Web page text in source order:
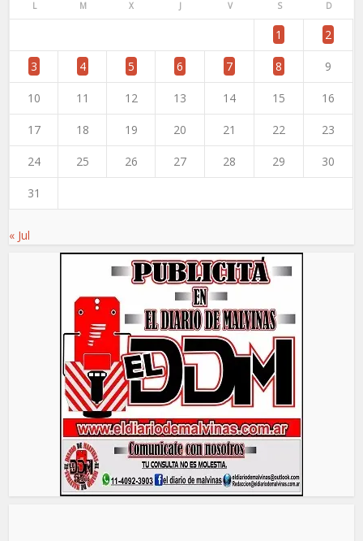
L M X J V S D
1 2
3 4 5 6 7 8 9
10 11 12 13 14 15 16
17 18 19 20 21 22 23
24 25 26 27 28 29 30
31
« Jul